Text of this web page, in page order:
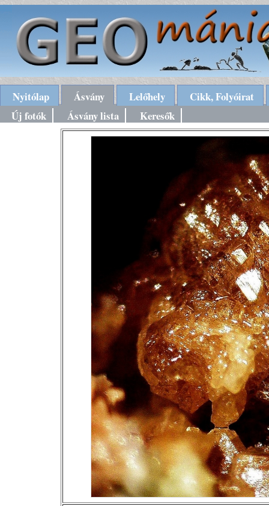
Nyitólap Ásvány Lelőhely
Cikk, Folyóirat
Új fotók
Ásvány lista Keresők